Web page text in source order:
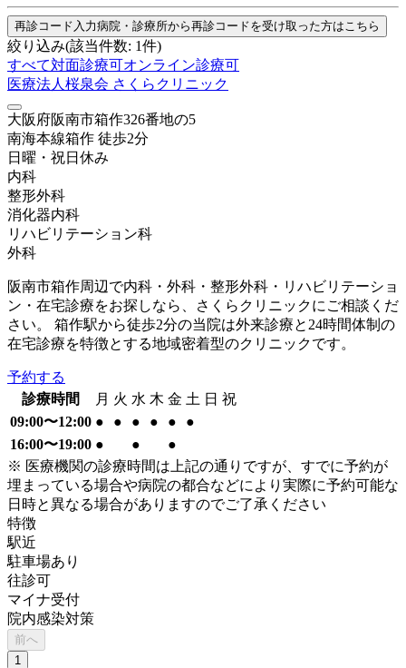
再診コード入力病院・診療所から再診コードを受け取った方はこちら
絞り込み(該当件数: 1件)
すべて対面診療可オンライン診療可
医療法人桜泉会 さくらクリニック
大阪府阪南市箱作326番地の5
南海本線箱作 徒歩2分
日曜・祝日 休み
内科
整形外科
消化器内科
リハビリテーション科
外科
阪南市箱作周辺で内科・外科・整形外科・リハビリテーショ
ン・在宅診療をお探しなら、さくらクリニックにご相談くだ
さい。 箱作駅から徒歩2分の当院は外来診療と24時間体制の
在宅診療を特徴とする地域密着型のクリニックです。
予約する
診療時間
月 火 水 木 金 土 日 祝
09:00〜12:00 ● ● ● ● ●
●
16:00〜19:00 ● ●
●
※ 医療機関の診療時間は上記の通りですが、すでに予約が
埋まっている場合や病院の都合などにより実際に予約可能な
日時と異なる場合がありますのでご了承ください
特徴
駅近
駐車場あり
往診可
マイナ受付
院内感染対策
前へ
1